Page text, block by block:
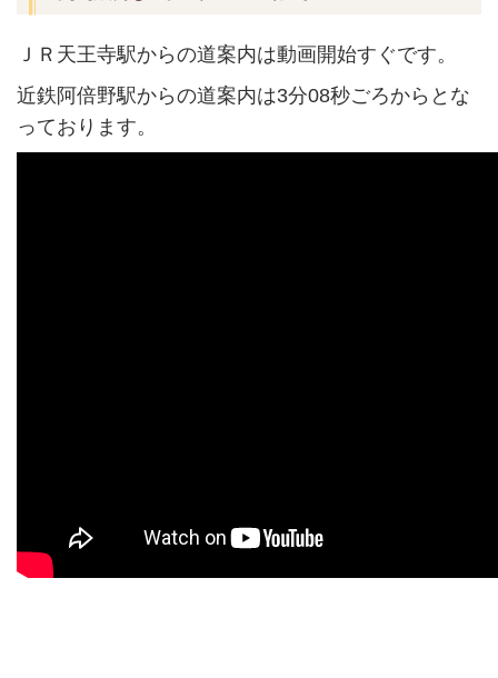
ＪＲ天王寺駅からの道案内は動画開始すぐです。
近鉄阿倍野駅からの道案内は3分08秒ごろからとな
っております。